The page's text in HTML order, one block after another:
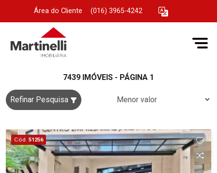
Área do Cliente (016) 3965-4242
7439 IMÓVEIS - PÁGINA 1
Refinar Pesquisa
Cód. 51256